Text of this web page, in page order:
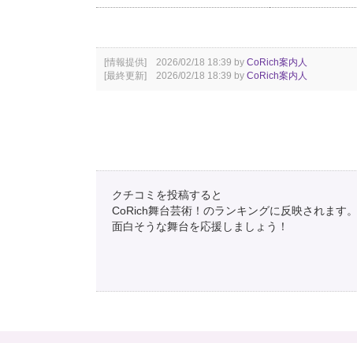
[情報提供] 2026/02/18 18:39 by CoRich案内人
[最終更新] 2026/02/18 18:39 by CoRich案内人
クチコミを投稿すると
CoRich舞台芸術！のランキングに反映されます。
面白そうな舞台を応援しましょう！